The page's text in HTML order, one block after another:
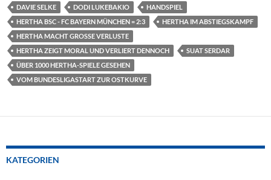
DAVIE SELKE DODI LUKEBAKIO
HANDSPIEL
HERTHA BSC - FC BAYERN MÜNCHEN = 2:3
HERTHA IM ABSTIEGSKAMPF
HERTHA MACHT GROSSE VERLUSTE
HERTHA ZEIGT MORAL UND VERLIERT DENNOCH
SUAT SERDAR
ÜBER 1000 HERTHA-SPIELE GESEHEN
VOM BUNDESLIGASTART ZUR OSTKURVE
KATEGORIEN